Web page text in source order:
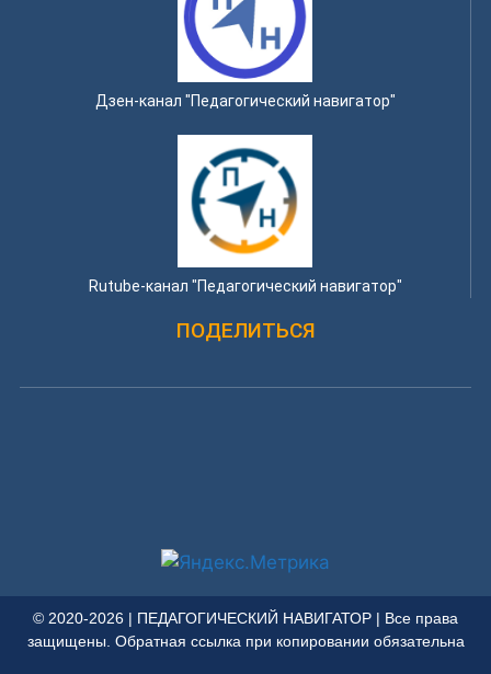
Дзен-канал "Педагогический навигатор"
Rutube-канал "Педагогический навигатор"
ПОДЕЛИТЬСЯ
© 2020-2026 | ПЕДАГОГИЧЕСКИЙ НАВИГАТОР | Все права
защищены. Обратная ссылка при копировании обязательна